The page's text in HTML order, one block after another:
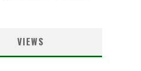
VIEWS